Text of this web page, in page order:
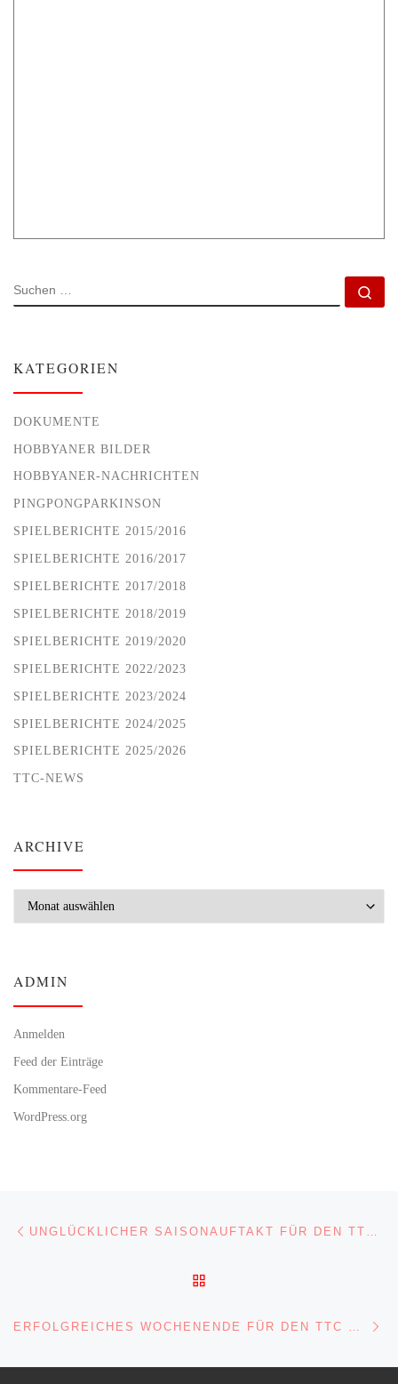
SUCHE
KATEGORIEN
DOKUMENTE
HOBBYANER BILDER
HOBBYANER-NACHRICHTEN
PINGPONGPARKINSON
SPIELBERICHTE 2015/2016
SPIELBERICHTE 2016/2017
SPIELBERICHTE 2017/2018
SPIELBERICHTE 2018/2019
SPIELBERICHTE 2019/2020
SPIELBERICHTE 2022/2023
SPIELBERICHTE 2023/2024
SPIELBERICHTE 2024/2025
SPIELBERICHTE 2025/2026
TTC-NEWS
ARCHIVE
ADMIN
Anmelden
Feed der Einträge
Kommentare-Feed
WordPress.org
Beitragsnavigation